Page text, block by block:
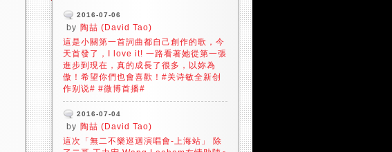
2016-07-06
by 陶喆 (David Tao)
這是小關第一首詞曲都自己創作的歌，今
天首發了，I love it! 一路看著她從第一張
進步到現在，真的成長了很多，以妳為
傲！希望你們也會喜歡！#关诗敏全新创
作别说# #微博首播#
2016-07-04
by 陶喆 (David Tao)
這次「無二不樂巡迴演唱會-上海站」 除